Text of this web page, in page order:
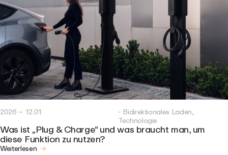
2026 – 12.01 - Bidirektionales Laden,
Technologie
Was ist „Plug & Charge“ und was braucht man, um
diese Funktion zu nutzen?
Weiterlesen